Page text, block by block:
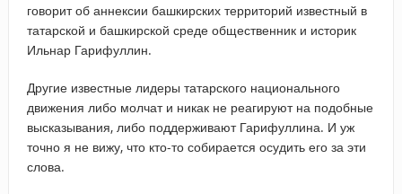
говорит об аннексии башкирских территорий известный в
татарской и башкирской среде общественник и историк
Ильнар Гарифуллин.
Другие известные лидеры татарского национального
движения либо молчат и никак не реагируют на подобные
высказывания, либо поддерживают Гарифуллина. И уж
точно я не вижу, что кто-то собирается осудить его за эти
слова.